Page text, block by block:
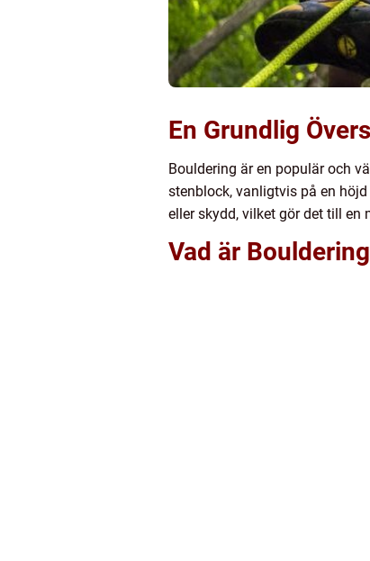
En Grundlig
Bouldering är en populär och
stenblock, vanligtvis på en
eller skydd, vilket gör det till
Vad är